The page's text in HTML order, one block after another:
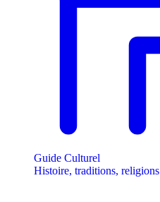
Guide Culturel
Histoire, traditions, religions